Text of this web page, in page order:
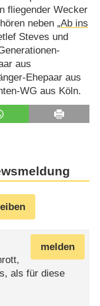
fliegender Wecker
neben „Ab ins
Steves und
aus
Ehepaar aus
WG aus Köln.
melden
als für diese